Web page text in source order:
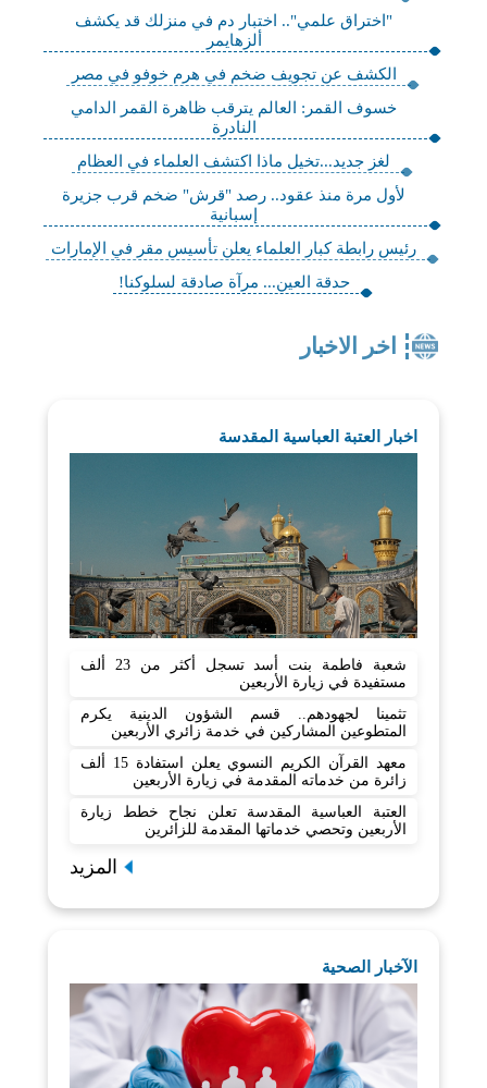
"اختراق علمي".. اختبار دم في منزلك قد يكشف
ألزهايمر
الكشف عن تجويف ضخم في هرم خوفو في مصر
خسوف القمر: العالم يترقب ظاهرة القمر الدامي
النادرة
لغز جديد...تخيل ماذا اكتشف العلماء في العظام
لأول مرة منذ عقود.. رصد "قرش" ضخم قرب جزيرة
إسبانية
رئيس رابطة كبار العلماء يعلن تأسيس مقر في الإمارات
حدقة العين... مرآة صادقة لسلوكنا!
اخر الاخبار
اخبار العتبة العباسية المقدسة
شعبة فاطمة بنت أسد تسجل أكثر من 23 ألف
مستفيدة في زيارة الأربعين
تثمينا لجهودهم.. قسم الشؤون الدينية يكرم
المتطوعين المشاركين في خدمة زائري الأربعين
معهد القرآن الكريم النسوي يعلن استفادة 15 ألف
زائرة من خدماته المقدمة في زيارة الأربعين
العتبة العباسية المقدسة تعلن نجاح خطط زيارة
الأربعين وتحصي خدماتها المقدمة للزائرين
المزيد
الآخبار الصحية